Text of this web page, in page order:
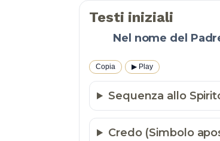
Testi iniziali
Nel nome del
Copia ▶︎ Play
Sequenza allo
Credo (Simbolo